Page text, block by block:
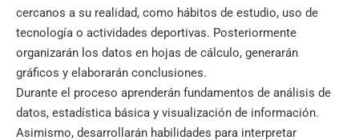
cercanos a su realidad, como hábitos de estudio, uso de
tecnología o actividades deportivas. Posteriormente
organizarán los datos en hojas de cálculo, generarán
gráficos y elaborarán conclusiones.
Durante el proceso aprenderán fundamentos de análisis de
datos, estadística básica y visualización de información.
Asimismo, desarrollarán habilidades para interpretar